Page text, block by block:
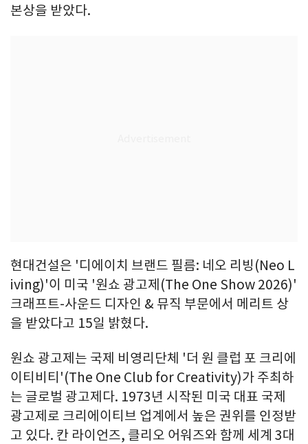
본상을 받았다.
현대건설은 '디에이치 브랜드 필름: 네오 리빙(Neo L
iving)'이 미국 '원쇼 광고제(The One Show 2026)'
크래프트-사운드 디자인 & 뮤직 부문에서 메리트 상
을 받았다고 15일 밝혔다.
원쇼 광고제는 국제 비영리단체 '더 원 클럽 포 크리에
이티비티'(The One Club for Creativity)가 주최하
는 글로벌 광고제다. 1973년 시작된 미국 대표 국제
광고제로 크리에이티브 업계에서 높은 권위를 인정받
고 있다. 칸 라이언즈, 클리오 어워즈와 함께 세계 3대